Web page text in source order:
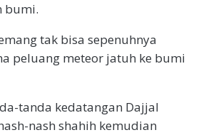
bumi.
tak bisa sepenuhnya
peluang meteor jatuh ke bumi
tanda kedatangan Dajjal
nash shahih kemudian